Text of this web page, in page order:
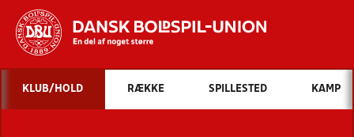
Hvad vil du søge efter?
INDHOLD OG NYHEDER
KLUB/HOLD RÆKKE SPILLESTED KAMP